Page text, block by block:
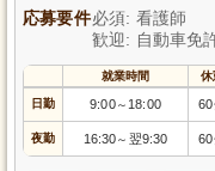
応募要件必須: 看護師
歓迎: 自動車免
就業時間 休
日勤 9:00～ 18:00
夜勤 16:30～ 翌9:30